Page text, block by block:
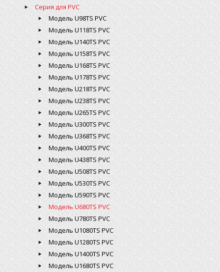
Серия для PVC
Модель U98TS PVC
Модель U118TS PVC
Модель U140TS PVC
Модель U158TS PVC
Модель U168TS PVC
Модель U178TS PVC
Модель U218TS PVC
Модель U238TS PVC
Модель U265TS PVC
Модель U300TS PVC
Модель U368TS PVC
Модель U400TS PVC
Модель U438TS PVC
Модель U508TS PVC
Модель U530TS PVC
Модель U590TS PVC
Модель U680TS PVC
Модель U780TS PVC
Модель U1080TS PVC
Модель U1280TS PVC
Модель U1400TS PVC
Модель U1680TS PVC